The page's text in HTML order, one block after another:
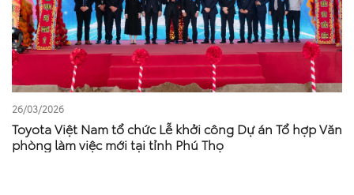
26/03/2026
Toyota Việt Nam tổ chức Lễ khởi công Dự án Tổ hợp Văn
phòng làm việc mới tại tỉnh Phú Thọ